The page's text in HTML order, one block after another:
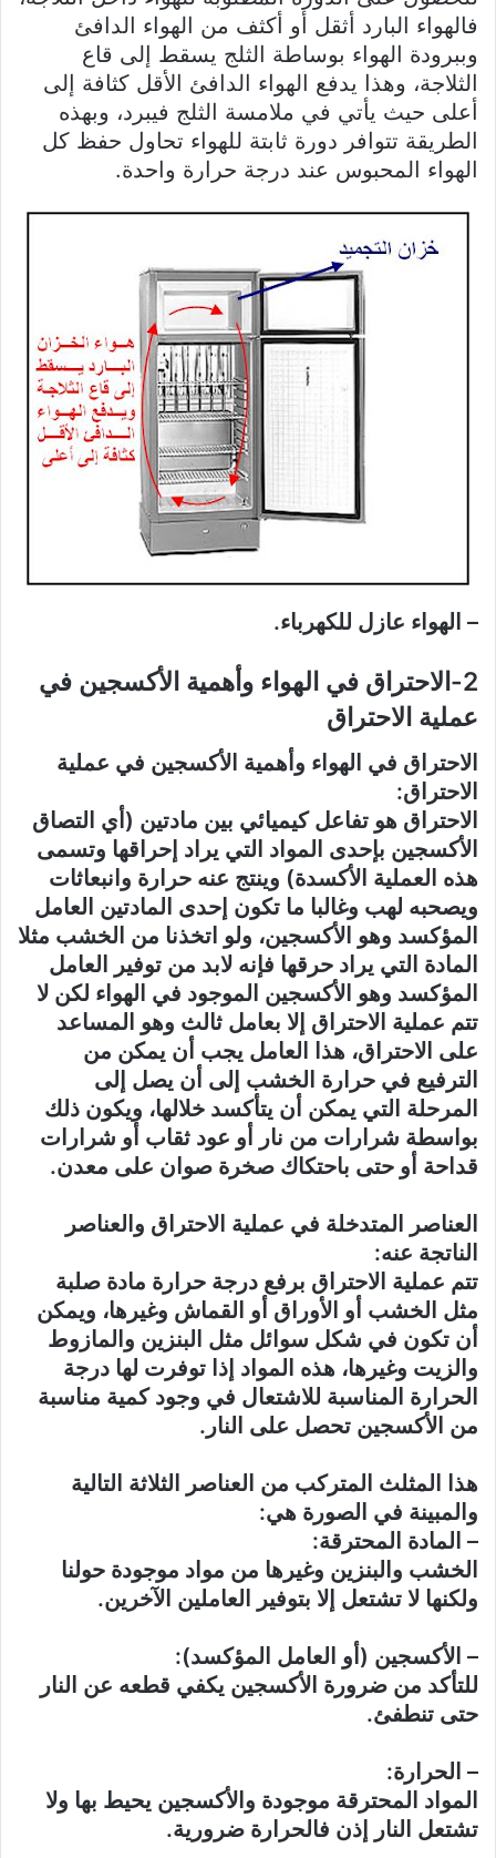
فالهواء البارد أثقل أو أكثف من الهواء الدافئ
وببرودة الهواء بوساطة الثلج يسقط إلى قاع
الثلاجة، وهذا يدفع الهواء الدافئ الأقل كثافة إلى
أعلى حيث يأتي في ملامسة الثلج فيبرد، وبهذه
الطريقة تتوافر دورة ثابتة للهواء تحاول حفظ كل
الهواء المحبوس عند درجة حرارة واحدة.
– الهواء عازل للكهرباء.
2-الاحتراق في الهواء وأهمية الأكسجين في
عملية الاحتراق
الاحتراق في الهواء وأهمية الأكسجين في عملية
الاحتراق:
الاحتراق هو تفاعل كيميائي بين مادتين (أي التصاق
الأكسجين بإحدى المواد التي يراد إحراقها وتسمى
هذه العملية الأكسدة) وينتج عنه حرارة وانبعاثات
ويصحبه لهب وغالبا ما تكون إحدى المادتين العامل
المؤكسد وهو الأكسجين، ولو اتخذنا من الخشب مثلا
المادة التي يراد حرقها فإنه لابد من توفير العامل
المؤكسد وهو الأكسجين الموجود في الهواء لكن لا
تتم عملية الاحتراق إلا بعامل ثالث وهو المساعد
على الاحتراق، هذا العامل يجب أن يمكن من
الترفيع في حرارة الخشب إلى أن يصل إلى
المرحلة التي يمكن أن يتأكسد خلالها، ويكون ذلك
بواسطة شرارات من نار أو عود ثقاب أو شرارات
قداحة أو حتى باحتكاك صخرة صوان على معدن.
العناصر المتدخلة في عملية الاحتراق والعناصر
الناتجة عنه:
تتم عملية الاحتراق برفع درجة حرارة مادة صلبة
مثل الخشب أو الأوراق أو القماش وغيرها، ويمكن
أن تكون في شكل سوائل مثل البنزين والمازوط
والزيت وغيرها، هذه المواد إذا توفرت لها درجة
الحرارة المناسبة للاشتعال في وجود كمية مناسبة
من الأكسجين تحصل على النار.
هذا المثلث المتركب من العناصر الثلاثة التالية
والمبينة في الصورة هي:
– المادة المحترقة:
الخشب والبنزين وغيرها من مواد موجودة حولنا
ولكنها لا تشتعل إلا بتوفير العاملين الآخرين.
– الأكسجين (أو العامل المؤكسد):
للتأكد من ضرورة الأكسجين يكفي قطعه عن النار
حتى تنطفئ.
– الحرارة:
المواد المحترقة موجودة والأكسجين يحيط بها ولا
تشتعل النار إذن فالحرارة ضرورية.